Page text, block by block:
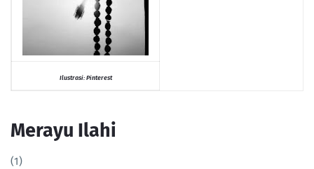
Ilustrasi: Pinterest
Merayu Ilahi
(1)